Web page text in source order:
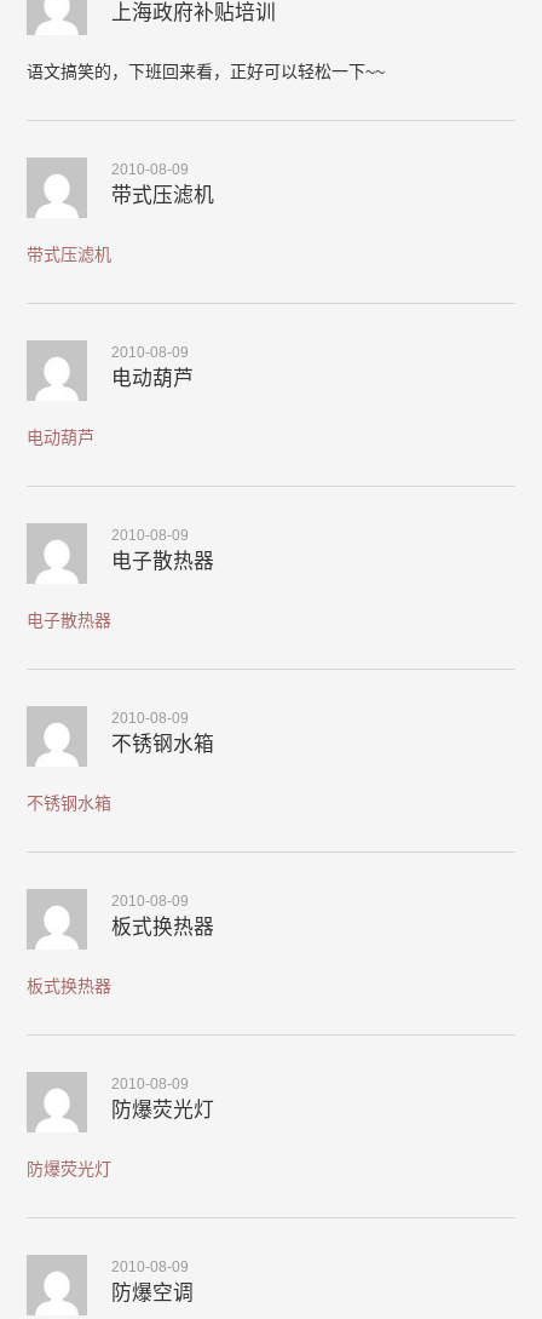
上海政府补贴培训
语文搞笑的，下班回来看，正好可以轻松一下~~
2010-08-09
带式压滤机
带式压滤机
2010-08-09
电动葫芦
电动葫芦
2010-08-09
电子散热器
电子散热器
2010-08-09
不锈钢水箱
不锈钢水箱
2010-08-09
板式换热器
板式换热器
2010-08-09
防爆荧光灯
防爆荧光灯
2010-08-09
防爆空调